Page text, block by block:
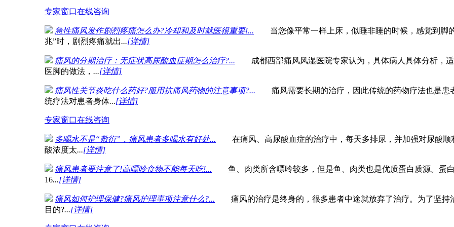
专家窗口在线咨询
急性痛风发作剧烈疼痛怎么办?冷却和及时就医很重要!... 当您像平常一样上床，似睡非睡的时候，感觉到脚
兆”时，剧烈疼痛就出...[详情]
痛风的分期治疗：无症状高尿酸血症期怎么治疗?... 成都西部痛风风湿医院专家认为，具体病人具体分析，
医脚的做法， ...[详情]
痛风性关节炎吃什么药好?服用抗痛风药物的注意事项?... 痛风需要长期的治疗，因此传统的药物疗法也是患
统疗法对患者身体...[详情]
专家窗口在线咨询
多喝水不是“敷衍”，痛风患者多喝水有好处... 在痛风、高尿酸血症的治疗中，每天多排尿，并加强对尿酸顺
酸浓度太...[详情]
痛风患者要注意了!高嘌呤食物不能每天吃!... 鱼、肉类所含嘌呤较多，但是鱼、肉类也是优质蛋白质源。蛋
16...[详情]
痛风如何护理保健?痛风护理事项注意什么?... 痛风的治疗是终身的，很多患者中途就放弃了治疗。为了坚持
目的?...[详情]